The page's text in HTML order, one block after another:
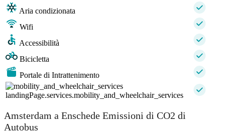
Aria condizionata
Wifi
Accessibilità
Bicicletta
Portale di Intrattenimento
landingPage.services.mobility_and_wheelchair_services
Amsterdam a Enschede Emissioni di CO2 di
Autobus